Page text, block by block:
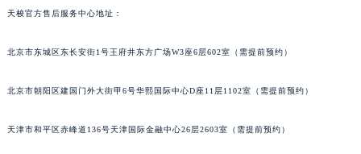
天梭官方售后服务中心地址：
北京市东城区东长安街1号王府井东方广场W3座6层602室（需提前预约）
北京市朝阳区建国门外大街甲6号华熙国际中心D座11层1102室（需提前预约）
天津市和平区赤峰道136号天津国际金融中心26层2603室（需提前预约）